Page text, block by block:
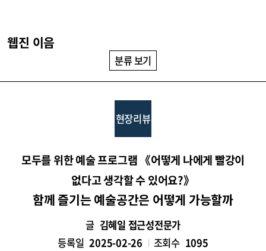
웹진 이음
분류 보기
현장리뷰
모두를 위한 예술 프로그램 《어떻게 나에게 빨강이
없다고 생각할 수 있어요?》
함께 즐기는 예술공간은 어떻게 가능할까
글 김혜일 접근성전문가
등록일 2025-02-26 조회수 1095